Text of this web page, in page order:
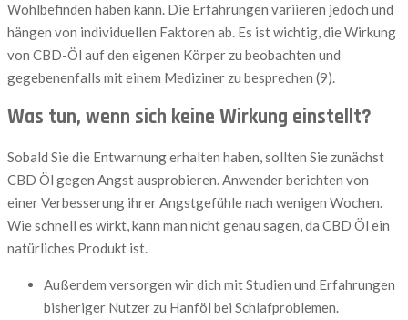
Wohlbefinden haben kann. Die Erfahrungen variieren jedoch und
hängen von individuellen Faktoren ab. Es ist wichtig, die Wirkung
von CBD-Öl auf den eigenen Körper zu beobachten und
gegebenenfalls mit einem Mediziner zu besprechen (9).
Was tun, wenn sich keine Wirkung einstellt?
Sobald Sie die Entwarnung erhalten haben, sollten Sie zunächst
CBD Öl gegen Angst ausprobieren. Anwender berichten von
einer Verbesserung ihrer Angstgefühle nach wenigen Wochen.
Wie schnell es wirkt, kann man nicht genau sagen, da CBD Öl ein
natürliches Produkt ist.
Außerdem versorgen wir dich mit Studien und Erfahrungen
bisheriger Nutzer zu Hanföl bei Schlafproblemen.